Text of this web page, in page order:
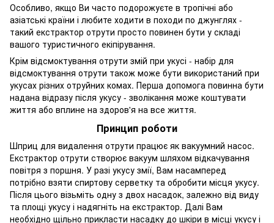
Особливо, якщо Ви часто подорожуєте в тропічні або
азіатські країни і любите ходити в походи по джунглях -
такий екстрактор отрути просто повинен бути у складі
вашого туристичного екіпірування.
Крім відсмоктування отрути змій при укусі - набір для
відсмоктування отрути також може бути використаний при
укусах різних отруйних комах. Перша допомога повинна бути
надана відразу після укусу - зволікання може коштувати
життя або вплине на здоров'я на все життя.
Принцип роботи
Шприц для видалення отрути працює як вакуумний насос.
Екстрактор отрути створює вакуум шляхом відкачування
повітря з поршня. У разі укусу змії, Вам насамперед
потрібно взяти спиртову серветку та обробити місця укусу.
Після цього візьміть одну з двох насадок, залежно від виду
та площі укусу і надягніть на екстрактор. Далі Вам
необхідно щільно прикласти насадку до шкіри в місці укусу і